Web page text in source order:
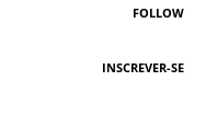
FOLLOW
INSCREVER-SE